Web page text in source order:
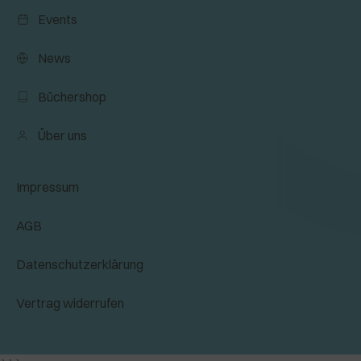
Events
News
Büchershop
Über uns
Impressum
AGB
Datenschutzerklärung
Vertrag widerrufen